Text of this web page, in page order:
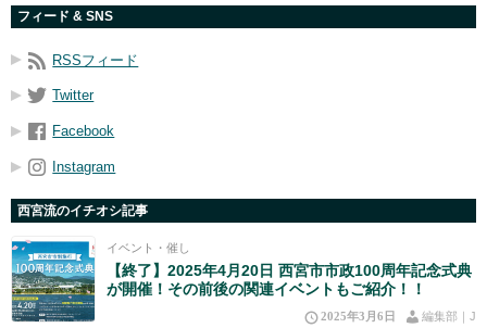
フィード & SNS
RSSフィード
Twitter
Facebook
Instagram
西宮流のイチオシ記事
イベント・催し
【終了】2025年4月20日 西宮市市政100周年記念式典
が開催！その前後の関連イベントもご紹介！！
2025年3月6日 編集部｜J